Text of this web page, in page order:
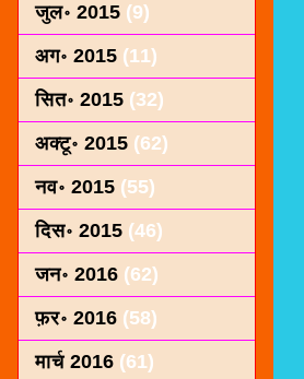
जुल॰ 2015 (9)
अग॰ 2015 (11)
सित॰ 2015 (32)
अक्टू॰ 2015 (62)
नव॰ 2015 (55)
दिस॰ 2015 (46)
जन॰ 2016 (62)
फ़र॰ 2016 (58)
मार्च 2016 (61)